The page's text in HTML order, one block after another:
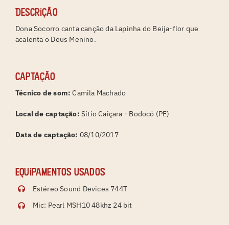
Descrição
Dona Socorro canta canção da Lapinha do Beija-flor que
acalenta o Deus Menino.
Captação
Técnico de som: Camila Machado
Local de captação: Sítio Caiçara - Bodocó (PE)
Data de captação: 08/10/2017
Equipamentos usados
Estéreo Sound Devices 744T
Mic: Pearl MSH10 48khz 24 bit